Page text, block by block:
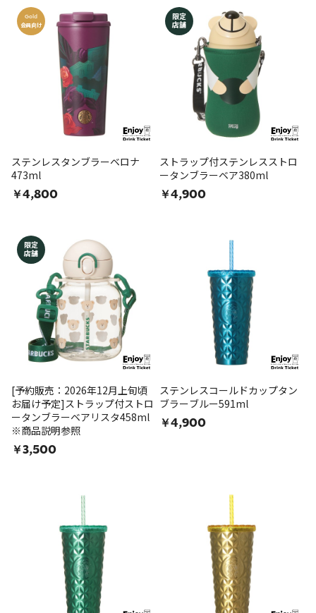
Gold
会員向け
ステンレスタンブラーベロナ
473ml
￥4,800
限定
店舗
ストラップ付ステンレスストロ
ータンブラーベア380ml
￥4,900
限定
店舗
[予約販売：2026年12月上旬頃
お届け予定]ストラップ付ストロ
ータンブラーベアリスタ458ml
※商品説明参照
￥3,500
ステンレスコールドカップタン
ブラーブルー591ml
￥4,900